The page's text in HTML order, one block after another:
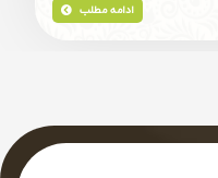
ادامه مطلب